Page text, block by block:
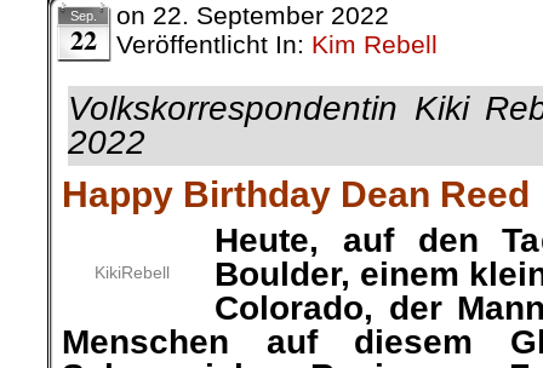
Sep.
22
on 22. September 2022
Veröffentlicht In: Kim Rebell
Volkskorrespondentin Kiki
2022
Happy Birthday Dean Reed
KikiRebell
Heute, auf den
Boulder, einem
Colorado, der
Menschen auf diesem